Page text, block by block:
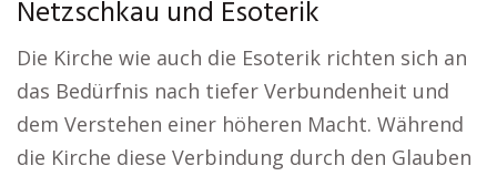
Netzschkau und Esoterik
Die Kirche wie auch die Esoterik richten sich an
das Bedürfnis nach tiefer Verbundenheit und
dem Verstehen einer höheren Macht. Während
die Kirche diese Verbindung durch den Glauben